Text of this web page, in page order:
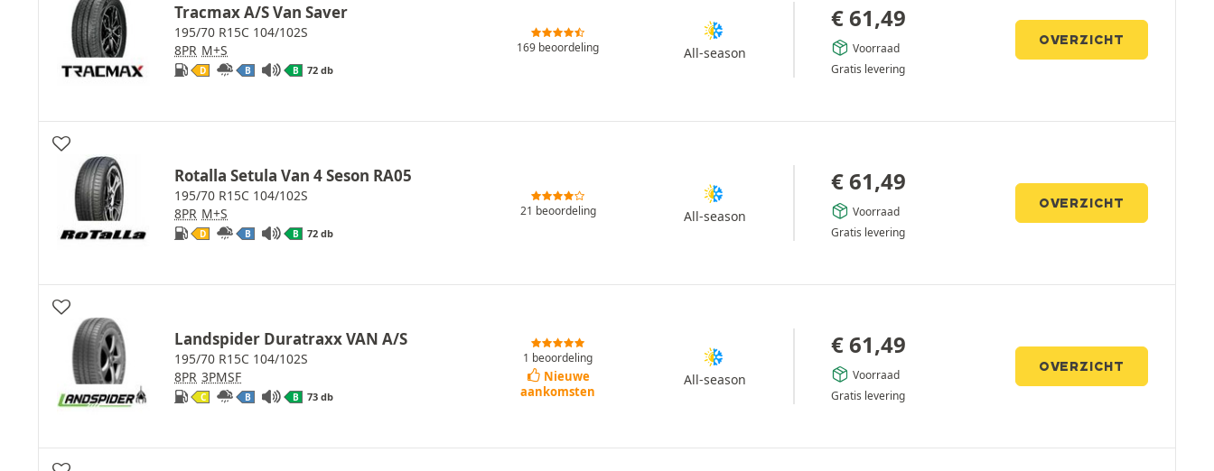
Tracmax A/S Van Saver
195/70 R15C 104/102S
8PR M+S
D B B 72 db
169 beoordeling All-season
€61,49
Voorraad
Gratis levering
OVERZICHT
Rotalla Setula Van 4 Seson RA05
195/70 R15C 104/102S
8PR M+S
D B B 72 db
21 beoordeling All-season
€61,49
Voorraad
Gratis levering
OVERZICHT
Landspider Duratraxx VAN A/S
195/70 R15C 104/102S
8PR 3PMSF
C B B 73 db
1 beoordeling
Nieuwe
aankomsten
All-season
€61,49
Voorraad
Gratis levering
OVERZICHT